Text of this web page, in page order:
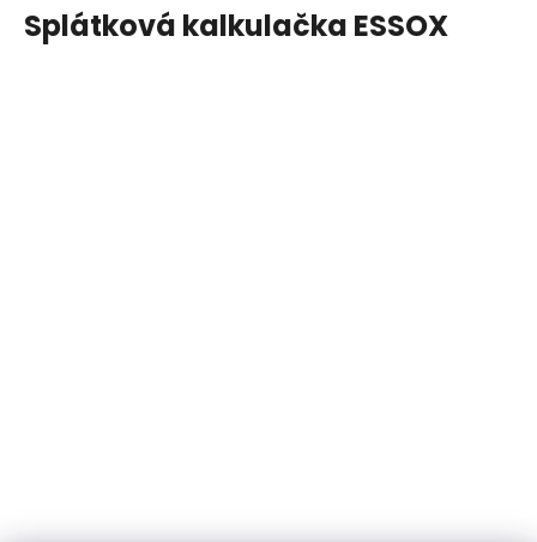
Splátková kalkulačka ESSOX